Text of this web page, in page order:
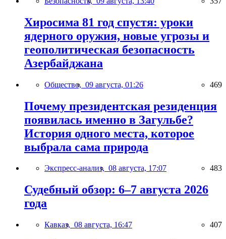
Хиросима 81 год спустя: уроки
ядерного оружия, новые угрозы и
геополитическая безопасность
Азербайджана
Общество, 09 августа, 01:26 469
Почему президентская резиденция
появилась именно в Загульбе?
История одного места, которое
выбрала сама природа
Экспресс-анализ, 08 августа, 17:07 483
Судебный обзор: 6–7 августа 2026
года
Кавказ, 08 августа, 16:47 407